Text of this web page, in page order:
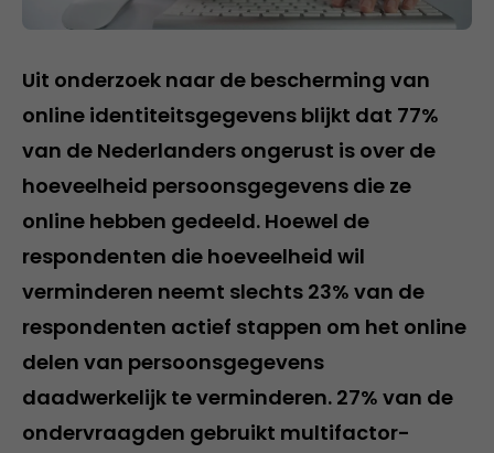
Uit onderzoek naar de bescherming van
online identiteitsgegevens blijkt dat 77%
van de Nederlanders ongerust is over de
hoeveelheid persoonsgegevens die ze
online hebben gedeeld. Hoewel de
respondenten die hoeveelheid wil
verminderen neemt slechts 23% van de
respondenten actief stappen om het online
delen van persoonsgegevens
daadwerkelijk te verminderen. 27% van de
ondervraagden gebruikt multifactor-